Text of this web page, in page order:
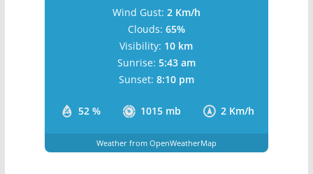
52 % 1015 mb 2 Km/h
Wind Gust: 2 Km/h
Clouds: 65%
Visibility: 10 km
Sunrise: 5:43 am
Sunset: 8:10 pm
Weather from OpenWeatherMap